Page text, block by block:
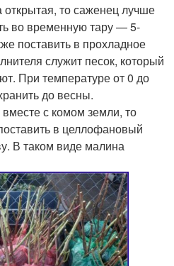
открытая, то саженец лучше
во временную тару — 5-
поставить в прохладное
служит песок, который
При температуре от 0 до
до весны.
с комом земли, то
в целлофановый
В таком виде малина